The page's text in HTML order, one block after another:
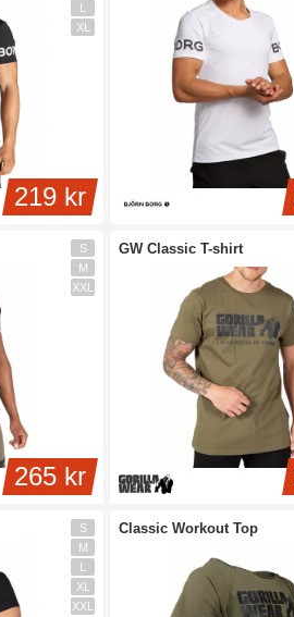
219 kr
L
XL
265 kr
S
M
XXL
GW Classic T-shirt
S
M
L
XL
XXL
Classic Workout Top